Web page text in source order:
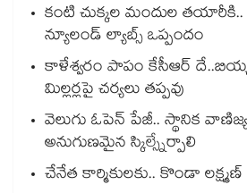
కంటి చుక్కల మందుల
న్యూలండ్ ల్యాబ్స్ ఒప్పందం
కాళేశ్వరం పాపం కేసీఆర్
మిల్లర్లపై చర్యలు తప్పవు
వెలుగు ఓపెన్ పేజీ.. స్థానిక
అనుగుణమైన స్కిల్స్నేర్పాలి
చేనేత కార్మికులకు.. కొండా